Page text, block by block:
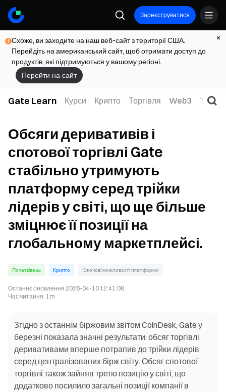
Зареєструватися
Схоже, ви заходите на наш веб-сайт з території США.
Перейдіть на американський сайт, щоб отримати доступ до
продуктів, які підтримуються у вашому регіоні.
Перейти на сайт
Gate Learn Курси Крипто Торгівля Web3 TradFi
Обсяги деривативів і
спотової торгівлі Gate
стабільно утримують
платформу серед трійки
лідерів у світі, що ще більше
зміцнює її позиції на
глобальному маркетплейсі.
Початківець Крипто Ключові можливості платформи
Останнє оновлення 2026-04-10 12:41:08
Час читання: 1m
Згідно з останнім біржовим звітом CoinDesk, Gate у
березні показала значні результати: обсяг торгівлі
деривативами вперше потрапив до трійки лідерів
серед централізованих бірж світу. Обсяг спотової
торгівлі також зайняв третю позицію у світі, що
додатково посилило загальні позиції компанії в